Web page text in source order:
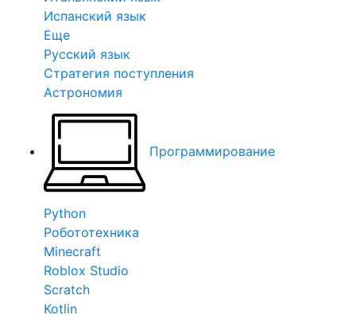
Испанский язык
Еще
Русский язык
Стратегия поступления
Астрономия
Программирование
Python
Робототехника
Minecraft
Roblox Studio
Scratch
Kotlin